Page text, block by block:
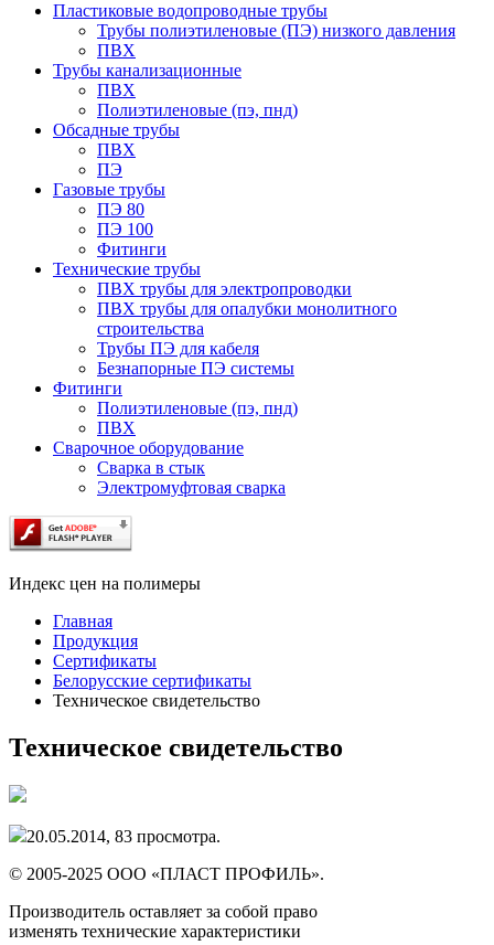
Пластиковые водопроводные трубы
Трубы полиэтиленовые (ПЭ) низкого давления
ПВХ
Трубы канализационные
ПВХ
Полиэтиленовые (пэ, пнд)
Обсадные трубы
ПВХ
ПЭ
Газовые трубы
ПЭ 80
ПЭ 100
Фитинги
Технические трубы
ПВХ трубы для электропроводки
ПВХ трубы для опалубки монолитного
строительства
Трубы ПЭ для кабеля
Безнапорные ПЭ системы
Фитинги
Полиэтиленовые (пэ, пнд)
ПВХ
Сварочное оборудование
Сварка в стык
Электромуфтовая сварка
Индекс цен на полимеры
Главная
Продукция
Сертификаты
Белорусские сертификаты
Техническое свидетельство
Техническое свидетельство
20.05.2014, 83 просмотра.
© 2005-2025 ООО «ПЛАСТ ПРОФИЛЬ».
Производитель оставляет за собой право
изменять технические характеристики